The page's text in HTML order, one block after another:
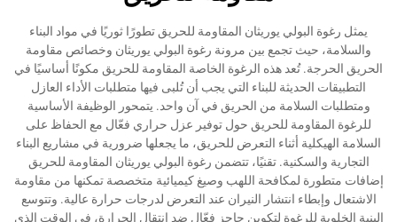
يمثل رغوة البولي يوريثان المقاومة للحريق تطورًا ثوريًا في مواد البناء
والسلامة، حيث تجمع بين مرونة رغوة البولي يوريثان وخصائص مقاومة
الحريق الحرجة. تُعد هذه الرغوة الخاصة المقاومة للحريق مكونًا أساسيًا في
التطبيقات الحديثة للبناء التي يجب أن تُلبى فيها متطلبات الأداء العازل
ومتطلبات السلامة من الحريق في آن واحد. يتمحور الوظيفة الأساسية
للرغوة المقاومة للحريق حول توفير عزل حراري فعّال مع الحفاظ على
السلامة الهيكلية أثناء التعرض للحريق، ما يجعلها ضرورية في مشاريع البناء
التجارية والسكنية. تقنيًا، تتضمن رغوة البولي يوريثان المقاومة للحريق
إضافات متطورة لمكافحة اللهب وصيغ كيميائية متخصصة تمكنها من مقاومة
الاشتعال وإبطاء انتشار النيران عند التعرض لدرجات حرارة عالية. وتتوسع
البنية الخلوية للرغوة لتكوين حاجز فعّال ضد انتقال الحرارة، في الوقت الذي